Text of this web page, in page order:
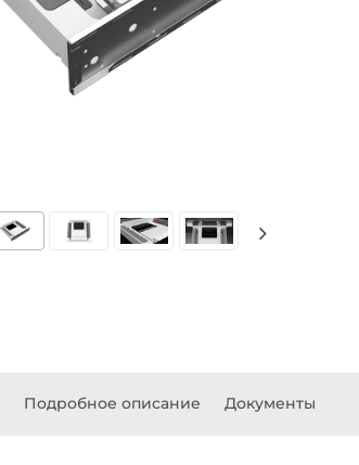
Подробное описание Документы